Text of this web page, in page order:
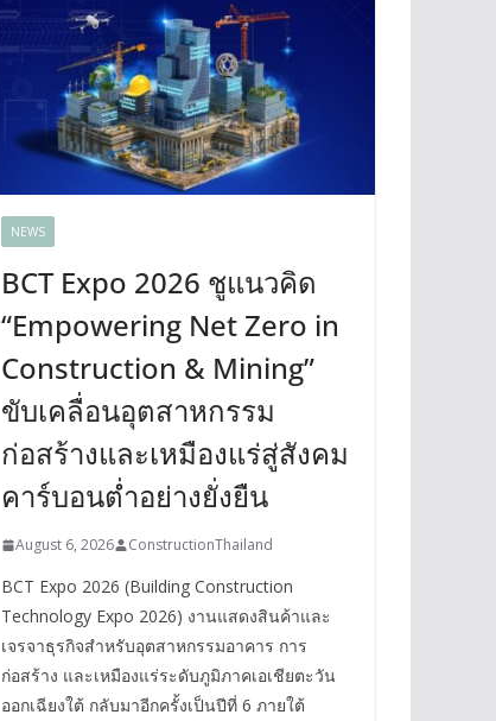
NEWS
BCT Expo 2026 ชูแนวคิด
“Empowering Net Zero in
Construction & Mining”
ขับเคลื่อนอุตสาหกรรม
ก่อสร้างและเหมืองแร่สู่สังคม
คาร์บอนต่ำอย่างยั่งยืน
August 6, 2026 ConstructionThailand
BCT Expo 2026 (Building Construction
Technology Expo 2026) งานแสดงสินค้าและ
เจรจาธุรกิจสำหรับอุตสาหกรรมอาคาร การ
ก่อสร้าง และเหมืองแร่ระดับภูมิภาคเอเชียตะวัน
ออกเฉียงใต้ กลับมาอีกครั้งเป็นปีที่ 6 ภายใต้